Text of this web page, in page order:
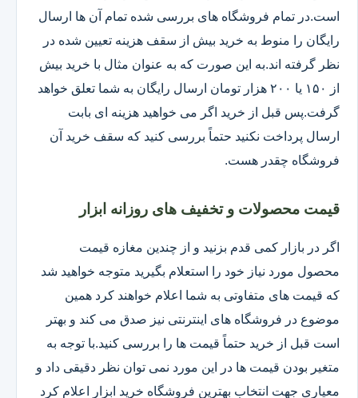
است.در تمام فروشگاه های بررسی شده تمام آن ها ارسال
رایگان را منوط به خرید بیش از سقف هزینه تعیین شده در
نظر گرفته اند.به این صورت که به عنوان مثال با خرید بیش
از ۱۵۰ یا ۲۰۰ هزار تومان ارسال رایگان به شما تعلق خواهد
گرفت.پس قبل از خرید اگر می خواهید هزینه ای بابت
ارسال پرداخت نکنید حتماً بررسی کنید که سقف خرید آن
فروشگاه چقدر هست.
قیمت محصولات و تخفیف های روزانه ابزار
اگر در بازار کمی قدم بزنید و از چندین مغازه قیمت
محصول مورد نیاز خود را استعلام بگیرید متوجه خواهید شد
که قیمت های متفاوتی به شما اعلام خواهند کرد همین
موضوع در فروشگاه های اینترنتی نیز صدق می کند و بهتر
است قبل از خرید حتماً قیمت ها را بررسی کنید.با توجه به
متغیر بودن قیمت ها در این مورد نمی توان نظر دقیقی داد و
معیاری جهت انتخاب بهترین فروشگاه خرید ابزار اعلام کرد